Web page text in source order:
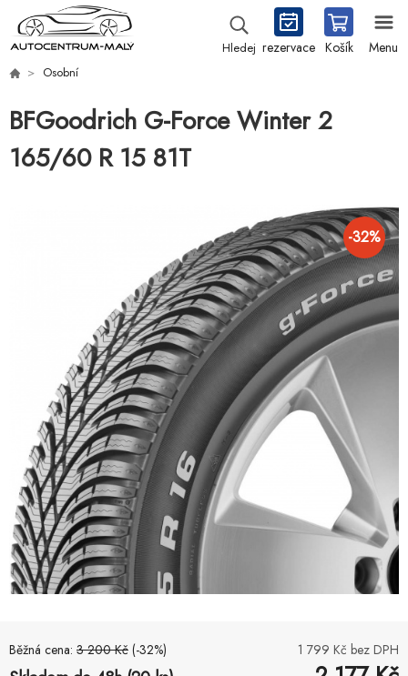
Hledej rezervace Košík Menu
Osobní
BFGoodrich G-Force Winter 2
165/60 R 15 81T
-32%
Běžná cena: 3 200 Kč (-32%) 1 799 Kč bez DPH